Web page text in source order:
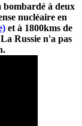
à deux
nucléaire en
et à 1800kms de
Russie n'a pas